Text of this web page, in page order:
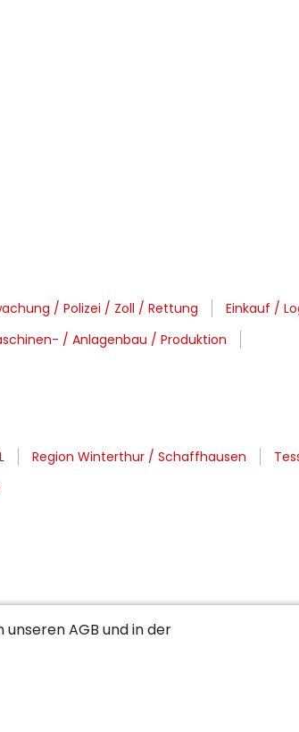
/ Polizei / Zoll / Rettung
Einkauf /
/ Anlagenbau / Produktion
Region Winterthur / Schaffhausen
unserenAGB und in der